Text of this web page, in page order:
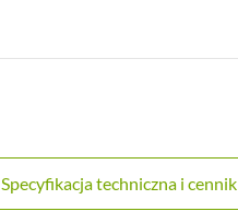
Specyfikacja techniczna i cennik